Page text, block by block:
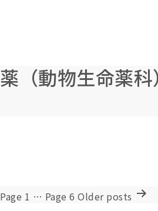
薬（動物生命薬
投
Page 1 … Page 6 Older posts